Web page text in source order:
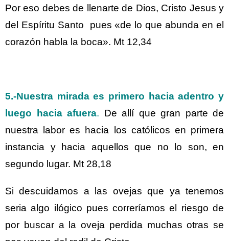
Por eso debes de llenarte de Dios, Cristo Jesus y
del Espíritu Santo pues «de lo que abunda en el
corazón habla la boca». Mt 12,34
5.-Nuestra mirada es primero hacia adentro y
luego hacia afuera. De allí que gran parte de
nuestra labor es hacia los católicos en primera
instancia y hacia aquellos que no lo son, en
segundo lugar. Mt 28,18
Si descuidamos a las ovejas que ya tenemos
seria algo ilógico pues correríamos el riesgo de
por buscar a la oveja perdida muchas otras se